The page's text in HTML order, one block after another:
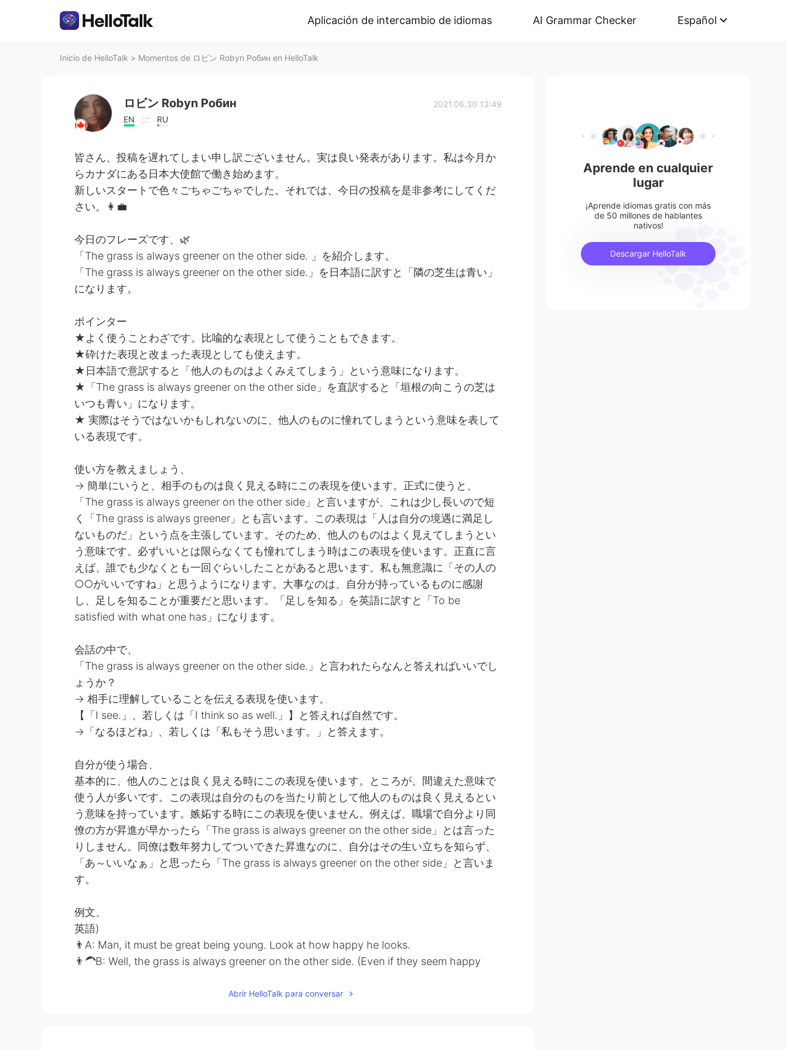
Aplicación de intercambio de idiomas AI Grammar Checker Español
Inicio de HelloTalk > Momentos de ロビン Robyn Робин en HelloTalk
ロビン Robyn Робин
EN RU
2021.06.30 13:49
皆さん、投稿を遅れてしまい申し訳ございません。実は良い発表があります。私は今月か
らカナダにある日本大使館で働き始めます。
新しいスタートで色々ごちゃごちゃでした。それでは、今日の投稿を是非参考にしてくだ
さい。👩‍💼
今日のフレーズです、🌿
「The grass is always greener on the other side. 」を紹介します。
「The grass is always greener on the other side.」を日本語に訳すと「隣の芝生は青い」
になります。
ポインター
★よく使うことわざです。比喩的な表現として使うこともできます。
★砕けた表現と改まった表現としても使えます。
★日本語で意訳すると「他人のものはよくみえてしまう」という意味になります。
★「The grass is always greener on the other side」を直訳すると「垣根の向こうの芝は
いつも青い」になります。
★ 実際はそうではないかもしれないのに、他人のものに憧れてしまうという意味を表して
いる表現です。
使い方を教えましょう、
→ 簡単にいうと、相手のものは良く見える時にこの表現を使います。正式に使うと、
「The grass is always greener on the other side」と言いますが、これは少し長いので短
く「The grass is always greener」とも言います。この表現は「人は自分の境遇に満足し
ないものだ」という点を主張しています。そのため、他人のものはよく見えてしまうとい
う意味です。必ずいいとは限らなくても憧れてしまう時はこの表現を使います。正直に言
えば、誰でも少なくとも一回ぐらいしたことがあると思います。私も無意識に「その人の
○○がいいですね」と思うようになります。大事なのは、自分が持っているものに感謝
し、足しを知ることが重要だと思います。「足しを知る」を英語に訳すと「To be
satisfied with what one has」になります。
会話の中で、
「The grass is always greener on the other side.」と言われたらなんと答えればいいでし
ょうか？
→ 相手に理解していることを伝える表現を使います。
【「I see.」、若しくは「I think so as well.」】と答えれば自然です。
→「なるほどね」、若しくは「私もそう思います。」と答えます。
自分が使う場合、
基本的に、他人のことは良く見える時にこの表現を使います。ところが、間違えた意味で
使う人が多いです。この表現は自分のものを当たり前として他人のものは良く見えるとい
う意味を持っています。嫉妬する時にこの表現を使いません。例えば、職場で自分より同
僚の方が昇進が早かったら「The grass is always greener on the other side」とは言った
りしません。同僚は数年努力してついできた昇進なのに、自分はその生い立ちを知らず、
「あ～いいなぁ」と思ったら「The grass is always greener on the other side」と言いま
す。
例文、
英語)
👨A: Man, it must be great being young. Look at how happy he looks.
👨‍🦱B: Well, the grass is always greener on the other side. (Even if they seem happy
Abrir HelloTalk para conversar
Aprende en cualquier
lugar
¡Aprende idiomas gratis con más
de 50 millones de hablantes
nativos!
Descargar HelloTalk